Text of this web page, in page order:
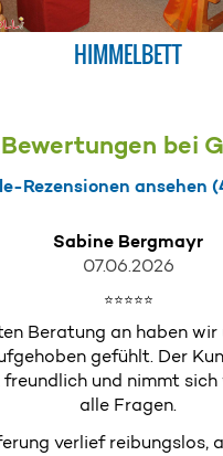
HIMMELBETT
bei
Rezensionen ansehen
Sabine Bergmayr
07.06.2026
⭐⭐⭐⭐⭐
Beratung an haben wir
gefühlt. Der
freundlich und nimmt
alle Fragen.
verlief reibungslos,